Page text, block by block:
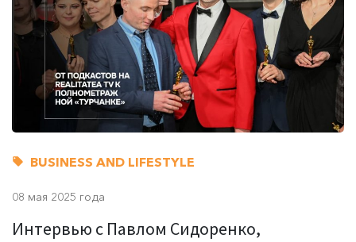
BUSINESS AND LIFESTYLE
08 мая 2025 года
Интервью с Павлом Сидоренко,